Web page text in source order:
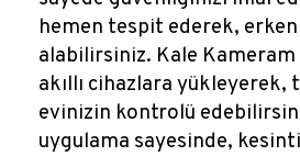
hemen tespit ederek,
alabilirsiniz. Kale Kameram
akıllı cihazlara yükleyerek,
evinizin kontrolü
uygulama sayesinde,